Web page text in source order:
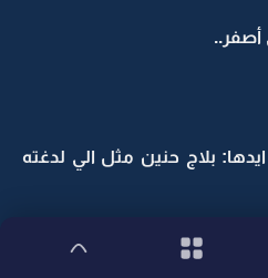
أصفر..
بلاج حنين مثل الي لدغته